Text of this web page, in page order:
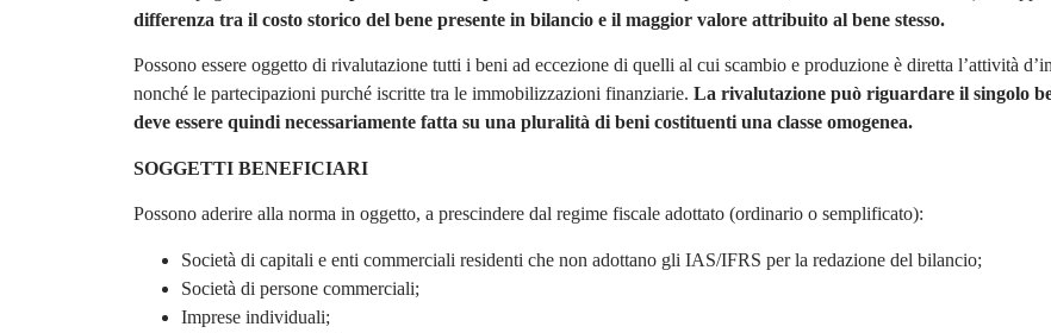
differenza tra il costo storico del bene presente in bilancio e il maggior valore attribuito al bene stesso.
Possono essere oggetto di rivalutazione tutti i beni ad eccezione di quelli al cui scambio e produzione è diretta l’attività
nonché le partecipazioni purché iscritte tra le immobilizzazioni finanziarie. La rivalutazione può riguardare il singolo
deve essere quindi necessariamente fatta su una pluralità di beni costituenti una classe omogenea.
SOGGETTI BENEFICIARI
Possono aderire alla norma in oggetto, a prescindere dal regime fiscale adottato (ordinario o semplificato):
Società di capitali e enti commerciali residenti che non adottano gli IAS/IFRS per la redazione del bilancio;
Società di persone commerciali;
Imprese individuali;